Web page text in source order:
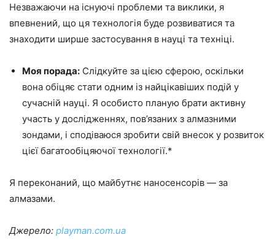
Незважаючи на існуючі проблеми та виклики, я
впевнений, що ця технологія буде розвиватися та
знаходити ширше застосування в науці та техніці.
Моя порада: Слідкуйте за цією сферою, оскільки
вона обіцяє стати одним із найцікавіших подій у
сучасній науці. Я особисто планую брати активну
участь у дослідженнях, пов’язаних з алмазними
зондами, і сподіваюся зробити свій внесок у розвиток
цієї багатообіцяючої технології.*
Я переконаний, що майбутнє наносенсорів — за
алмазами.
Джерело: playman.com.ua